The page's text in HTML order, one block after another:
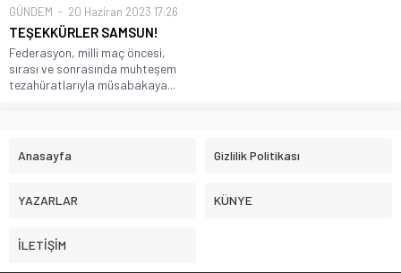
GÜNDEM 20 Haziran 2023 17:26
TEŞEKKÜRLER SAMSUN!
Federasyon, milli maç öncesi,
sırası ve sonrasında muhteşem
tezahüratlarıyla müsabakaya...
Anasayfa Gizlilik Politikası
YAZARLAR KÜNYE
İLETİŞİM